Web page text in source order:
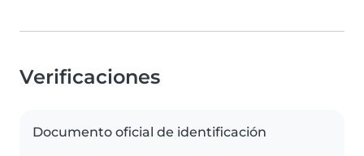
Verificaciones
Documento oficial de identificación